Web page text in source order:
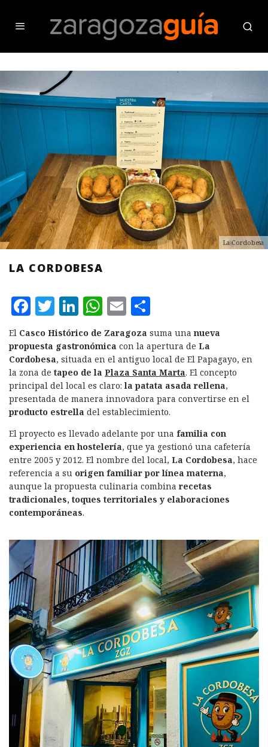
La Cordobesa
LA CORDOBESA
F
a
c
e
b
o
o
k
T
w
it
te
r
L
i
n
k
e
d
I
n
W
h
at
s
A
p
p
E
m
ai
l
o
m
p
a
rt
ir
El Casco Histórico de Zaragoza suma unanueva
propuesta gastronómica con la apertura de La
Cordobesa, situada en el antiguo local de El Papagayo, en
la zona de tapeo de la Plaza Santa Marta. El concepto
principal del local es claro:la patata asada rellena,
presentada de manera innovadora para convertirse en el
producto estrella del establecimiento.
El proyecto es llevado adelante por una familia con
experiencia en hostelería, que ya gestionó una cafetería
entre 2005 y 2012. El nombre del local, La Cordobesa, hace
referencia a su origen familiar por línea materna,
aunque la propuesta culinaria combina recetas
tradicionales, toques territoriales y elaboraciones
contemporáneas.